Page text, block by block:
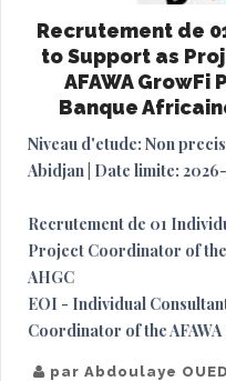
Recrutement de
to Support as
AFAWA GrowFi
Banque
Niveau d'etude: Non
Abidjan | Date limite:
Recrutement de 01
Project Coordinator of
AHGC
EOI - Individual
Coordinator of the
par Abdoulaye